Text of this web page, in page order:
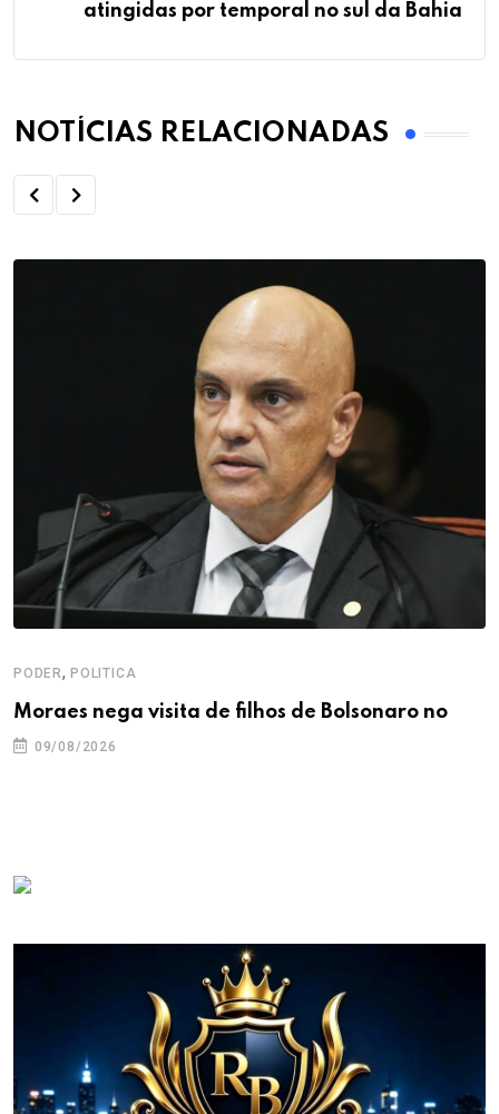
atingidas por temporal no sul da Bahia
NOTÍCIAS RELACIONADAS
PODER, POLITICA
Moraes nega visita de filhos de Bolsonaro no
09/08/2026